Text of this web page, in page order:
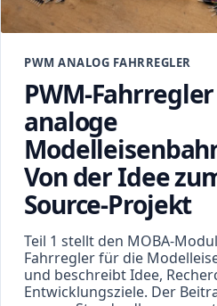
PWM ANALOG FAHRREGLER
PWM-
analoge
Von der Idee
Source-Projekt
Teil 1 stellt den MOBA-
Fahrregler für die
und beschreibt Idee,
Entwicklungsziele. Der